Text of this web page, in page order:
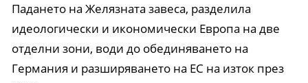
Падането на Желязната завеса, разделила
идеологически и икономически Европа на две
отделни зони, води до обединяването на
Германия и разширяването на ЕС на изток през